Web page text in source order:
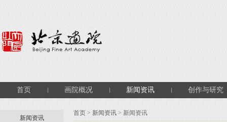
首页 画院概况 新闻资讯 创作与研究
新闻资讯
首页 > 新闻资讯 > 新闻资讯